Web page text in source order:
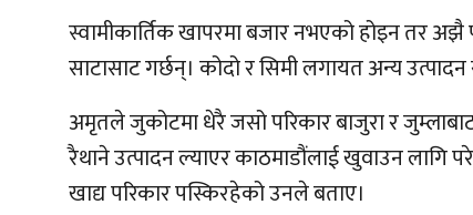
स्वामीकार्तिक खापरमा बजार नभएको होइन तर
साटासाट गर्छन्। कोदो र सिमी लगायत अन्य
अमृतले जुकोटमा धेरै जसो परिकार बाजुरा र
रैथाने उत्पादन ल्याएर काठमाडौंलाई खुवाउन लागि
खाद्य परिकार पस्किरहेको उनले बताए।